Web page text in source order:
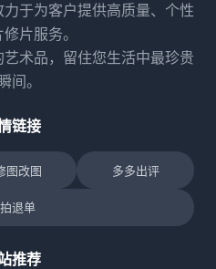
于为客户提供高质量、个性
片服务。
术品，留住您生活中最珍贵
间。
链接
图改图 多多出评
退单
推荐